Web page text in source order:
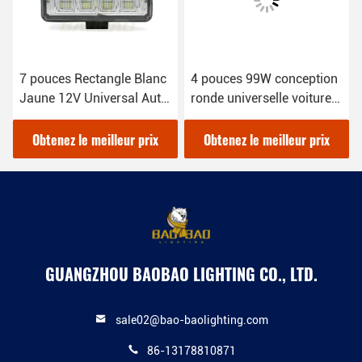
7 pouces Rectangle Blanc
Jaune 12V Universal Auto
lumineux lumières de
travail
Obtenez le meilleur prix
4 pouces 99W conception
ronde universelle voiture
LED lumières de travail
pour camion
Obtenez le meilleur prix
GUANGZHOU BAOBAO LIGHTING CO., LTD.
sale02@bao-baolighting.com
86-13178810871